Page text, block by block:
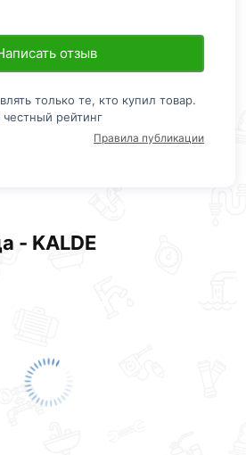
отзыв
только те, кто купил товар.
рейтинг
Правила публикации
- KALDE